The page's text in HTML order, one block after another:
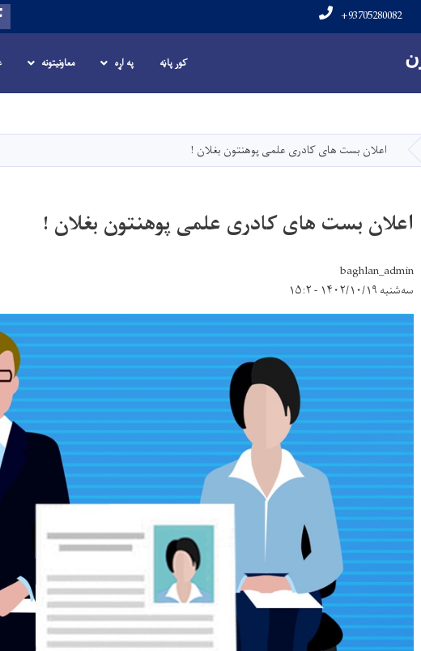
+93705280082
کور پاڼه په اړه معاونیتونه
اعلان بست های کادری علمی پوهنتون بغلان !
اعلان بست های کادری علمی پوهنتون بغلان !
baghlan_admin
سه‌شنبه ۱۴۰۲/۱۰/۱۹ - ۱۵:۲